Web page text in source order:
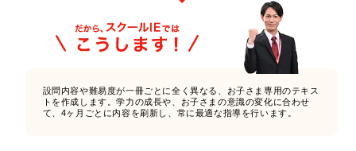
設問内容や難易度が一冊ごとに全く異なる、お子さま専用のテキス
トを作成します。学力の成長や、お子さまの意識の変化に合わせ
て、4ヶ月ごとに内容を刷新し、常に最適な指導を行います。